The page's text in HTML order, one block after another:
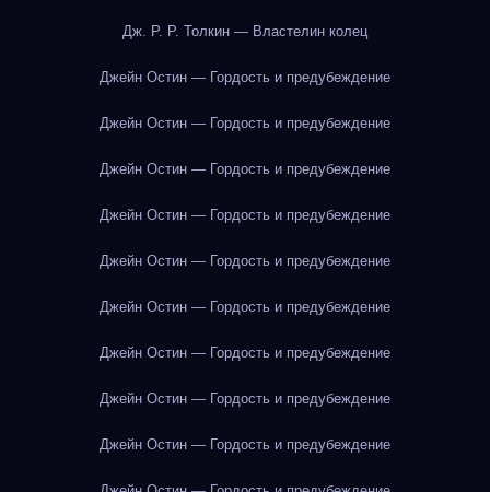
Дж. Р. Р. Толкин — Властелин колец
Джейн Остин — Гордость и предубеждение
Джейн Остин — Гордость и предубеждение
Джейн Остин — Гордость и предубеждение
Джейн Остин — Гордость и предубеждение
Джейн Остин — Гордость и предубеждение
Джейн Остин — Гордость и предубеждение
Джейн Остин — Гордость и предубеждение
Джейн Остин — Гордость и предубеждение
Джейн Остин — Гордость и предубеждение